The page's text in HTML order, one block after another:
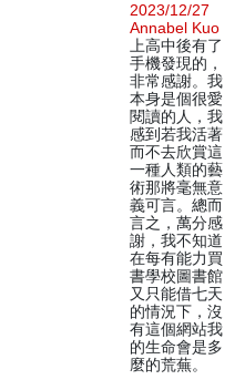
2023/12/27
Annabel Kuo
上高中後有了
手機發現的，
非常感謝。我
本身是個很愛
閱讀的人，我
感到若我活著
而不去欣賞這
一種人類的藝
術那將毫無意
義可言。總而
言之，萬分感
謝，我不知道
在每有能力買
書學校圖書館
又只能借七天
的情況下，沒
有這個網站我
的生命會是多
麼的荒蕪。